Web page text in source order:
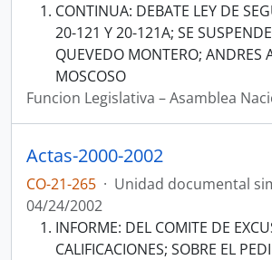
CONTINUA: DEBATE LEY DE
20-121 Y 20-121A; SE
QUEVEDO MONTERO; ANDRES
MOSCOSO
Funcion Legislativa – Asamblea
Actas-2000-2002
CO-21-265 · Unidad documental
04/24/2002
INFORME: DEL COMITE DE
CALIFICACIONES; SOBRE EL